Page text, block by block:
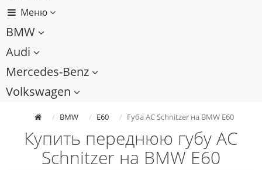
Меню
BMW
Audi
Mercedes-Benz
Volkswagen
BMW E60 Губа AC Schnitzer на BMW E60
Купить переднюю губу AC
Schnitzer на BMW E60